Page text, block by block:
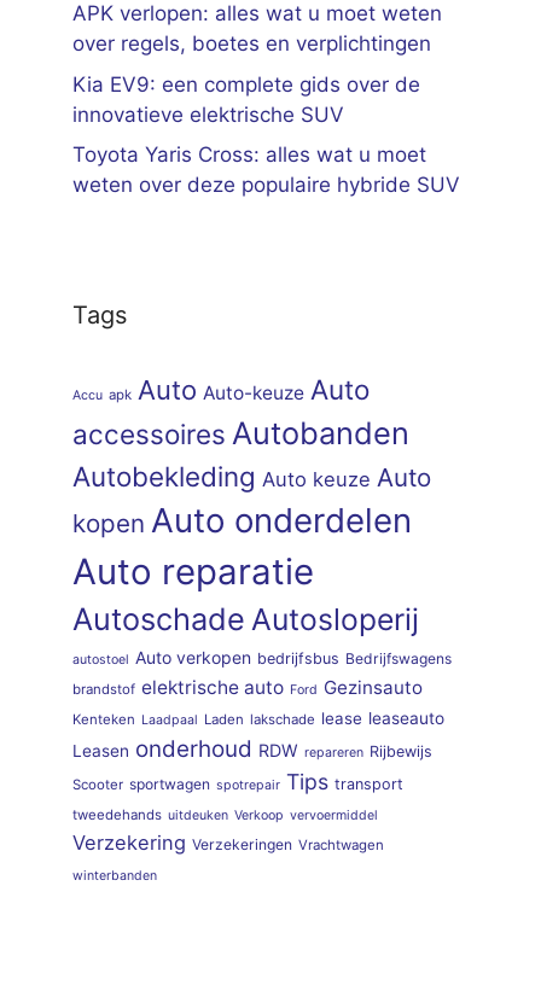
APK verlopen: alles wat u moet weten
over regels, boetes en verplichtingen
Kia EV9: een complete gids over de
innovatieve elektrische SUV
Toyota Yaris Cross: alles wat u moet
weten over deze populaire hybride SUV
Tags
Accu apk Auto Auto-keuze Auto
accessoires Autobanden
Autobekleding Auto keuze Auto
kopen Auto onderdelen
Auto reparatie
Autoschade Autosloperij
autostoel Auto verkopen bedrijfsbus Bedrijfswagens
brandstof elektrische auto Ford Gezinsauto
Kenteken Laadpaal Laden lakschade lease leaseauto
Leasen onderhoud RDW repareren Rijbewijs
Scooter sportwagen spotrepair Tips transport
tweedehands uitdeuken Verkoop vervoermiddel
Verzekering Verzekeringen Vrachtwagen
winterbanden